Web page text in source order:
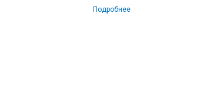
Подробнее